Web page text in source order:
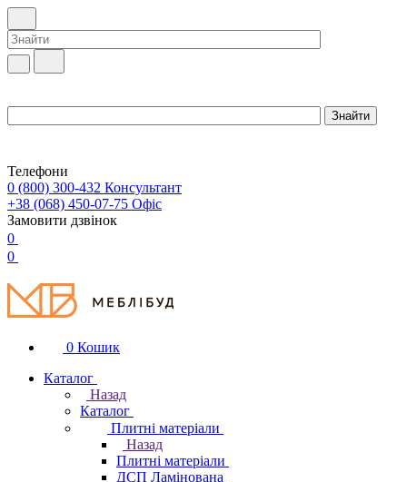
Телефони
0 (800) 300-432 Консультант
+38 (068) 450-07-75 Офіс
Замовити дзвінок
0
0
0 Кошик
Каталог
Назад
Каталог
Плитні матеріали
Назад
Плитні матеріали
ДСП Ламінована